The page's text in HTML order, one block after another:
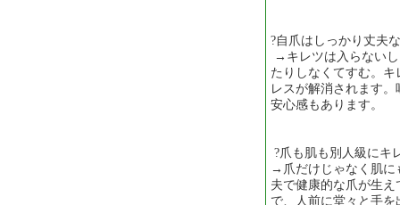
?自爪はしっかり丈夫
→キレツは入らない
たりしなくてすむ。
レスが解消されます
安心感もあります。
?爪も肌も別人級にキ
→爪だけじゃなく肌に
夫で健康的な爪が生
で、人前に堂々と手